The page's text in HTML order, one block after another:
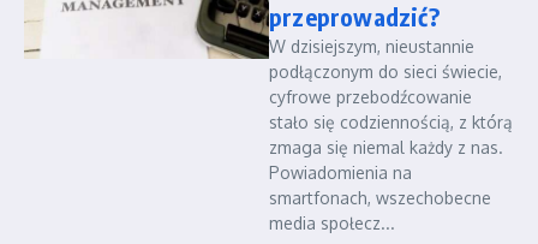
przeprowadzić?
W dzisiejszym, nieustannie
podłączonym do sieci świecie,
cyfrowe przebodźcowanie
stało się codziennością, z którą
zmaga się niemal każdy z nas.
Powiadomienia na
smartfonach, wszechobecne
media społecz...